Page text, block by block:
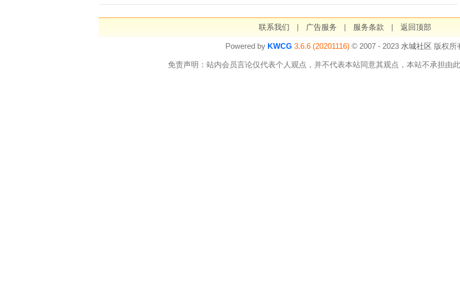
联系我们 | 广告服务 | 服务条款 | 返回顶部
Powered by KWCG 3.6.6 (20201116) © 2007 - 2023 水城社区 版权所
免责声明：站内会员言论仅代表个人观点，并不代表本站同意其观点，本站不承担由此